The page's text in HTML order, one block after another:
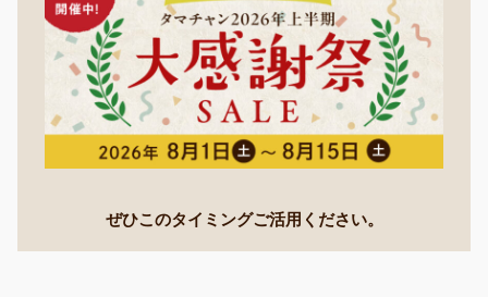
ぜひこのタイミングご活用ください。